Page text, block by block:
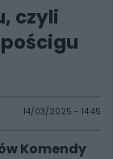
czyli
14/03/2025 - 14:45
Komendy